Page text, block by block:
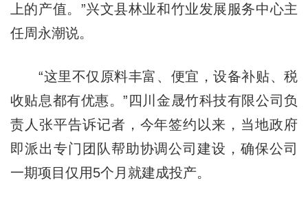
上的产值。”兴文县林业和竹业发展服务中心主
任周永潮说。
“这里不仅原料丰富、便宜，设备补贴、税
收贴息都有优惠。”四川金晟竹科技有限公司负
责人张平告诉记者，今年签约以来，当地政府
即派出专门团队帮助协调公司建设，确保公司
一期项目仅用5个月就建成投产。